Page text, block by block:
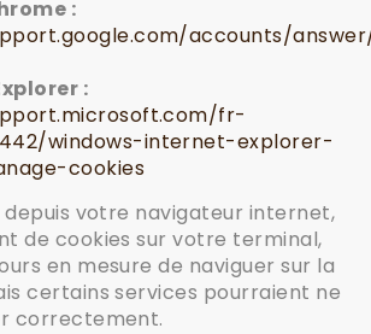
:
accounts/answer/
:
fr-
windows-internet-explorer-
cookies
depuis votre navigateur internet,
de cookies sur votre terminal,
en mesure de naviguer sur la
certains services pourraient ne
correctement.